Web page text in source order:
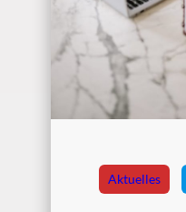
Aktuelles